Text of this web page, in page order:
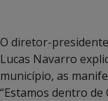
O diretor-
Lucas Navarro
município, as
“Estamos dentro